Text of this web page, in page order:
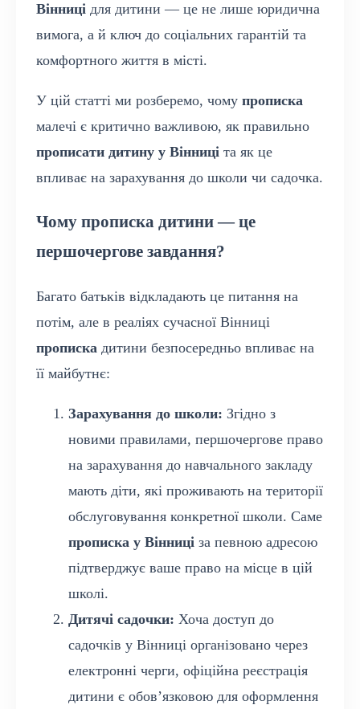
Вінниці для дитини — це не лише юридична
вимога, а й ключ до соціальних гарантій та
комфортного життя в місті.
У цій статті ми розберемо, чому прописка
малечі є критично важливою, як правильно
прописати дитину у Вінниці та як це
впливає на зарахування до школи чи садочка.
Чому прописка дитини — це
першочергове завдання?
Багато батьків відкладають це питання на
потім, але в реаліях сучасної Вінниці
прописка дитини безпосередньо впливає на
її майбутнє:
Зарахування до школи: Згідно з
новими правилами, першочергове право
на зарахування до навчального закладу
мають діти, які проживають на території
обслуговування конкретної школи. Саме
прописка у Вінниці за певною адресою
підтверджує ваше право на місце в цій
школі.
Дитячі садочки: Хоча доступ до
садочків у Вінниці організовано через
електронні черги, офіційна реєстрація
дитини є обов’язковою для оформлення